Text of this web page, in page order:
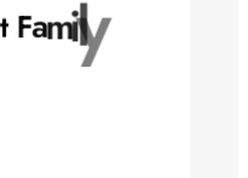
t Family